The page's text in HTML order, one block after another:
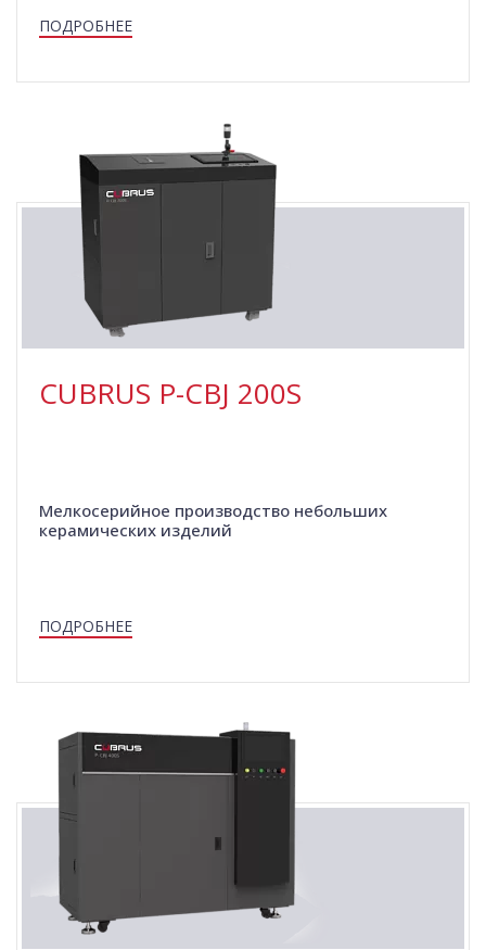
ПОДРОБНЕЕ
CUBRUS P-СBJ 200S
Мелкосерийное производство небольших
керамических изделий
ПОДРОБНЕЕ